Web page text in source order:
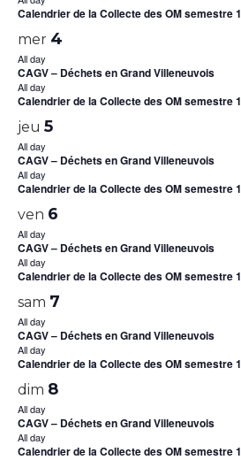
Calendrier de la Collecte des OM semestre 1
mer 4
All day
CAGV – Déchets en Grand Villeneuvois
All day
Calendrier de la Collecte des OM semestre 1
jeu 5
All day
CAGV – Déchets en Grand Villeneuvois
All day
Calendrier de la Collecte des OM semestre 1
ven 6
All day
CAGV – Déchets en Grand Villeneuvois
All day
Calendrier de la Collecte des OM semestre 1
sam 7
All day
CAGV – Déchets en Grand Villeneuvois
All day
Calendrier de la Collecte des OM semestre 1
dim 8
All day
CAGV – Déchets en Grand Villeneuvois
All day
Calendrier de la Collecte des OM semestre 1